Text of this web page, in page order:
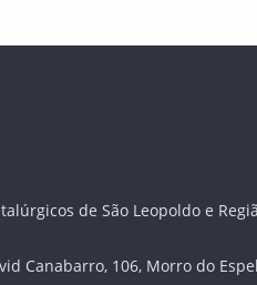
de São Leopoldo e
Canabarro, 106, Morro do